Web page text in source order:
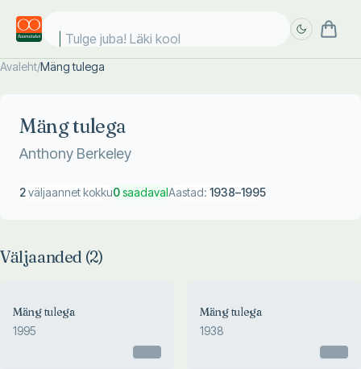
Tulge juba! Läki kooli
Avaleht/Mäng tulega
Mäng tulega
Anthony Berkeley
2väljaannet kokku0saadavalAastad: 1938–1995
Väljaanded (2)
Mäng tulega
1995
Mäng tulega
1938